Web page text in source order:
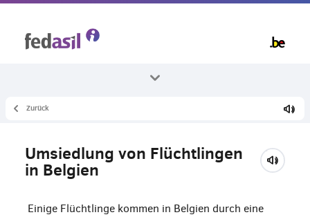
Alle Themenbereiche
Andere Verfahren
Zurück
Umsiedlung von Flüchtlingen
in Belgien
Einige Flüchtlinge kommen in Belgien durch eine